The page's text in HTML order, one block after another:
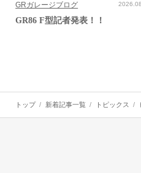
GRガレージブログ
GR86 F型記者発表！！
トップ 新着記事一覧 トピックス